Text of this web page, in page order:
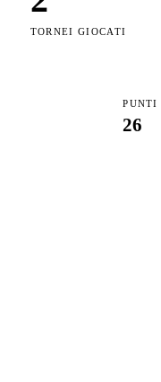
TORNEI GIOCATI
PUNTI
26